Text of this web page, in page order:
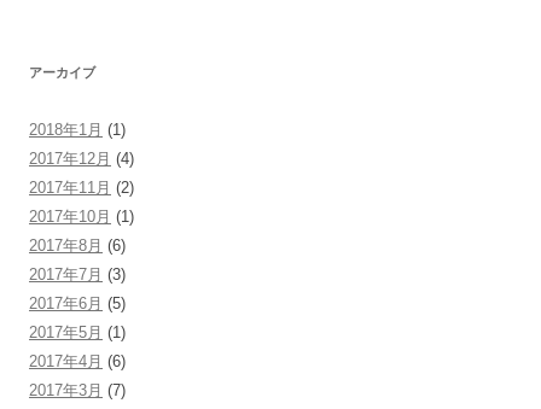
アーカイブ
2018年1月 (1)
2017年12月 (4)
2017年11月 (2)
2017年10月 (1)
2017年8月 (6)
2017年7月 (3)
2017年6月 (5)
2017年5月 (1)
2017年4月 (6)
2017年3月 (7)